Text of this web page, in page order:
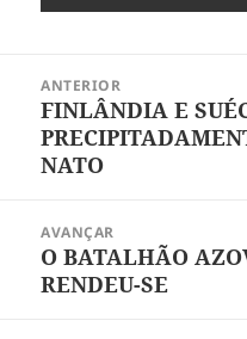
artigos
ANTERIOR
Artigo
anterior:
FINLÂNDIA E
NATO
AVANÇAR
Artigo
seguinte:
O BATALHÃO
RENDEU-SE